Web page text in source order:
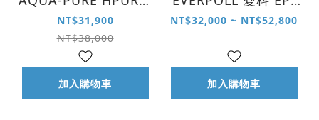
15G 淨熱一體觸控式
熱飲機
NT$31,900
NT$38,000
加入購物車
168 PLUS 調溫 UVC
NT$32,000 ~ NT$52,800
加入購物車